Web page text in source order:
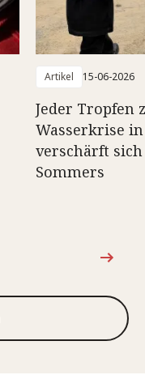
Artikel 15-06-2026
Jeder Tropfen
Wasserkrise in
verschärft
Sommers